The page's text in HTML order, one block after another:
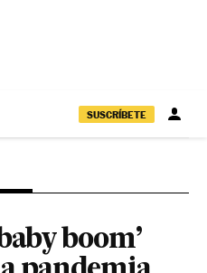
SUSCRÍBETE
boom’